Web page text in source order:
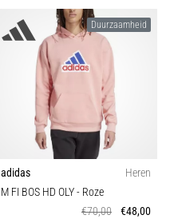
Duurzaamheid
adidas
Heren
M FI BOS HD OLY- Roze
€70,00
€48,00